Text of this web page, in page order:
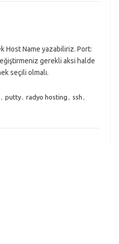
Host Name yazabiliriz. Port:
gerekli aksi halde
seçili olmalı.
, putty, radyo hosting , ssh ,